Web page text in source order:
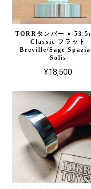
TORRタンパー ●
Classic フラット
Breville/Sage
Solis
¥18,500